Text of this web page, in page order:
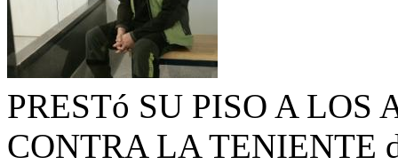
PRESTó SU PISO A LOS
CONTRA LA TENIENTE